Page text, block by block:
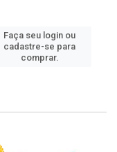
Faça seu login ou
cadastre-se para
comprar.